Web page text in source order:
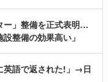
ー」整備を正式表明…
整備の効果高い」
英語で返された!」→日